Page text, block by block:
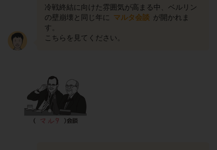
冷戦終結に向けた雰囲気が高まる中、ベルリン
の壁崩壊と同じ年に マルタ会談 が開かれま
す。
こちらを見てください。